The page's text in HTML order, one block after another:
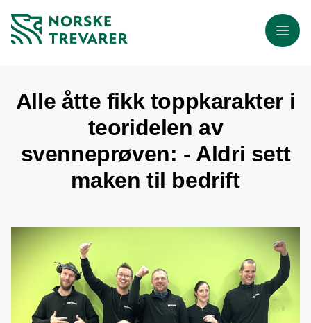
Meny
Alle åtte fikk toppkarakter i
teoridelen av
svenneprøven: - Aldri sett
maken til bedrift